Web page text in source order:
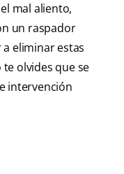
mal aliento,
un raspador
eliminar estas
olvides que se
intervención